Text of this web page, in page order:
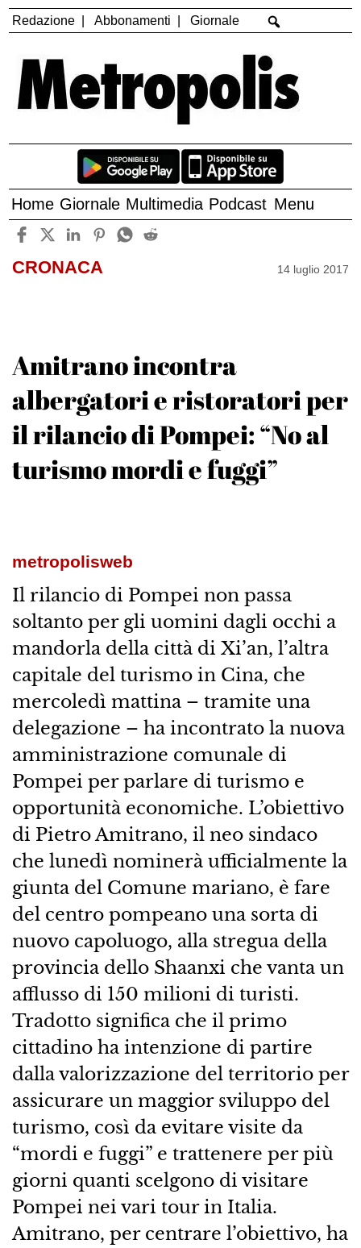
Redazione Abbonamenti Giornale
Home Giornale Multimedia Podcast Menu
CRONACA 14 luglio 2017
Amitrano incontra
albergatori e ristoratori per
il rilancio di Pompei: “No al
turismo mordi e fuggi”
metropolisweb
Il rilancio di Pompei non passa
soltanto per gli uomini dagli occhi a
mandorla della città di Xi’an, l’altra
capitale del turismo in Cina, che
mercoledì mattina – tramite una
delegazione – ha incontrato la nuova
amministrazione comunale di
Pompei per parlare di turismo e
opportunità economiche. L’obiettivo
di Pietro Amitrano, il neo sindaco
che lunedì nominerà ufficialmente la
giunta del Comune mariano, è fare
del centro pompeano una sorta di
nuovo capoluogo, alla stregua della
provincia dello Shaanxi che vanta un
afflusso di 150 milioni di turisti.
Tradotto significa che il primo
cittadino ha intenzione di partire
dalla valorizzazione del territorio per
assicurare un maggior sviluppo del
turismo, così da evitare visite da
“mordi e fuggi” e trattenere per più
giorni quanti scelgono di visitare
Pompei nei vari tour in Italia.
Amitrano, per centrare l’obiettivo, ha